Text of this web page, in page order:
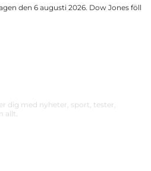
den 6 augusti 2026. Dow Jones föll
dig med nyheter, sport, tester,
allt.